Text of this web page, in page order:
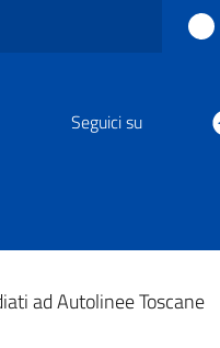
Seguici su
ad Autolinee Toscane